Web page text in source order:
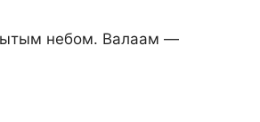
небом. Валаам —